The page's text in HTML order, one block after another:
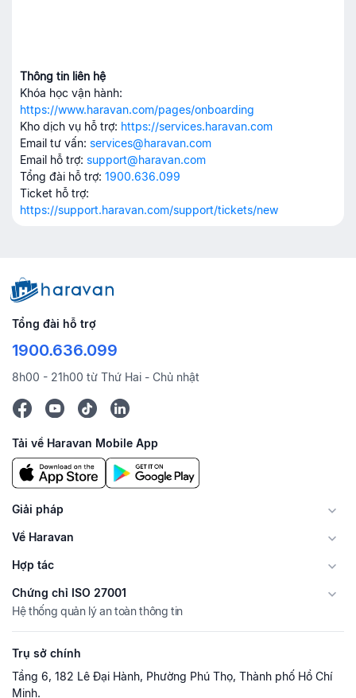
Thông tin liên hệ
Khóa học vận hành:
https://www.haravan.com/pages/onboarding
Kho dịch vụ hỗ trợ: https://services.haravan.com
Email tư vấn: services@haravan.com
Email hỗ trợ: support@haravan.com
Tổng đài hỗ trợ: 1900.636.099
Ticket hỗ trợ:
https://support.haravan.com/support/tickets/new
Tổng đài hỗ trợ
1900.636.099
8h00 - 21h00 từ Thứ Hai - Chủ nhật
Tải về Haravan Mobile App
Giải pháp
Về Haravan
Hợp tác
Chứng chỉ ISO 27001
Hệ thống quản lý an toàn thông tin
Trụ sở chính
Tầng 6, 182 Lê Đại Hành, Phường Phú Thọ, Thành phố Hồ Chí
Minh.